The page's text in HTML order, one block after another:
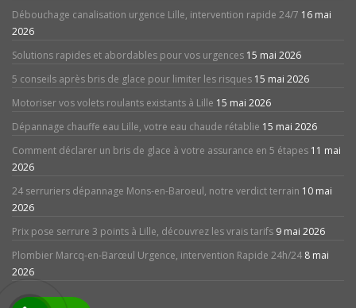
Débouchage canalisation urgence Lille, intervention rapide 24/7 16 mai
2026
Solutions rapides et abordables pour vos urgences 15 mai 2026
5 conseils après bris de glace pour limiter les risques 15 mai 2026
Motoriser vos volets roulants existants à Lille 15 mai 2026
Dépannage chauffe eau Lille, votre eau chaude rétablie 15 mai 2026
Comment déclarer un bris de glace à votre assurance en 5 étapes 11 mai
2026
24 serruriers dépannage Mons-en-Baroeul, notre verdict terrain 10 mai
2026
Prix pose serrure 3 points à Lille, découvrez les vrais tarifs 9 mai 2026
Plombier Marcq-en-Barœul Urgence, intervention Rapide 24h/24 8 mai
2026